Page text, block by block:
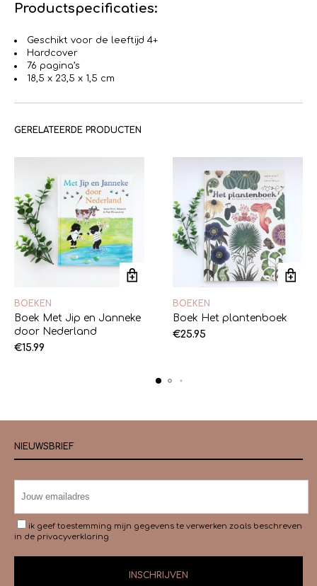
Productspecificaties:
Geschikt voor de leeftijd 4+
Hardcover
76 pagina’s
18,5 x 23,5 x 1,5 cm
GERELATEERDE PRODUCTEN
BOEKEN
Boek Met Jip en Janneke
door Nederland
€15.99
BOEKEN
Boek Het plantenboek
€25.95
NIEUWSBRIEF
ik geef toestemming mijn gegevens te verwerken zoals beschreven
in de privacyverklaring